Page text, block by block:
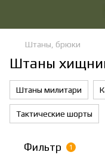
Штаны, брюки
Штаны
Штаны милитари
Тактические шорты
Фильтр 1